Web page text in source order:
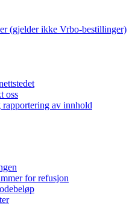
(gjelder ikke Vrbo-bestillinger)
oss
av innhold
for refusjon